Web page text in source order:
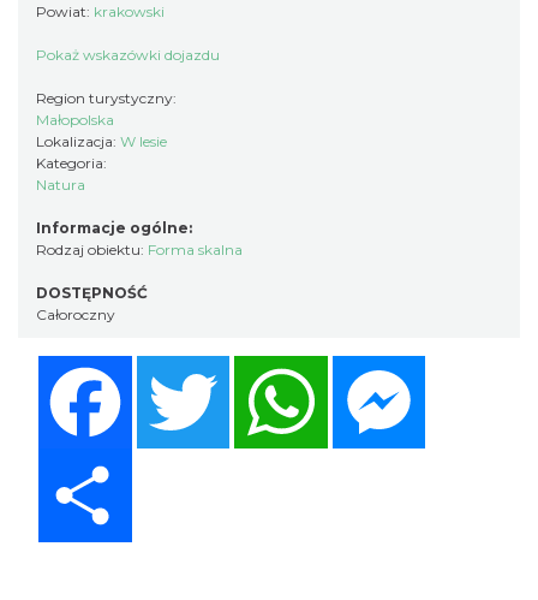
Powiat: krakowski
Pokaż wskazówki dojazdu
Region turystyczny:
Małopolska
Lokalizacja: W lesie
Kategoria:
Natura
Informacje ogólne:
Rodzaj obiektu: Forma skalna
DOSTĘPNOŚĆ
Całoroczny
Twitter